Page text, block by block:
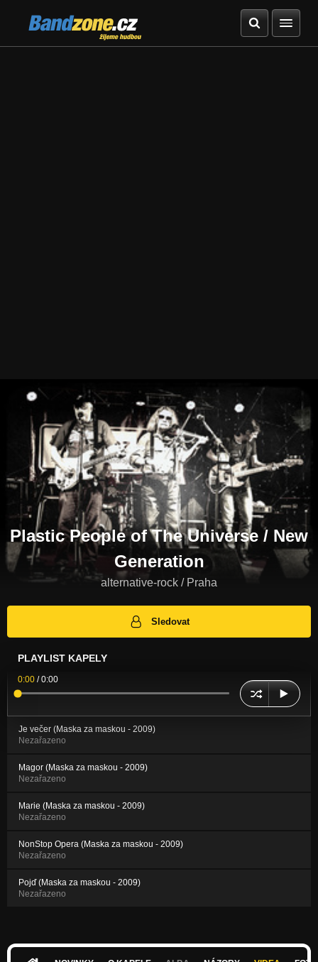
Bandzone.cz
žijeme hudbou
Plastic People of The Universe / New
Generation
alternative-rock / Praha
Sledovat
PLAYLIST KAPELY
0:00 /0:00
Je večer (Maska za maskou - 2009)
Nezařazeno
Magor (Maska za maskou - 2009)
Nezařazeno
Marie (Maska za maskou - 2009)
Nezařazeno
NonStop Opera (Maska za maskou - 2009)
Nezařazeno
Pojď (Maska za maskou - 2009)
Nezařazeno